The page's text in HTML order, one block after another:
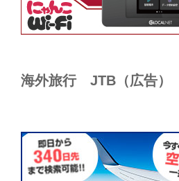
海外旅行 JTB（広告）